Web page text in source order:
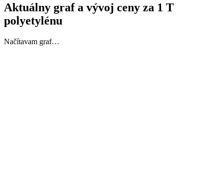
Aktuálny graf a vývoj ceny za 1 T
polyetylénu
Načítavam graf…